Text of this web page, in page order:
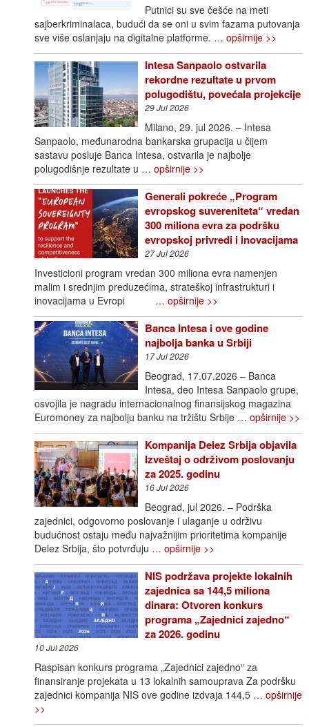
Putnici su sve češće na meti
sajberkriminalaca, budući da se oni u svim fazama putovanja
sve više oslanjaju na digitalne platforme. … opširnije >>
Intesa Sanpaolo ostvarila
rekordne rezultate u prvom
polugodištu, povećala projekcije
29 Jul 2026
Milano, 29. jul 2026. – Intesa
Sanpaolo, međunarodna bankarska grupacija u čijem
sastavu posluje Banca Intesa, ostvarila je najbolje
polugodišnje rezultate u … opširnije >>
Generali pokreće „Program
evropskog suvereniteta“ vredan
300 miliona evra za podršku
evropskoj privredi i inovacijama
27 Jul 2026
Investicioni program vredan 300 miliona evra namenjen
malim i srednjim preduzećima, strateškoj infrastrukturi i
inovacijama u Evropi … opširnije >>
Banca Intesa i ove godine
najbolja banka u Srbiji
17 Jul 2026
Beograd, 17.07.2026 – Banca
Intesa, deo Intesa Sanpaolo grupe,
osvojila je nagradu internacionalnog finansijskog magazina
Euromoney za najbolju banku na tržištu Srbije … opširnije >>
Kompanija Delez Srbija objavila
Izveštaj o održivom poslovanju
za 2025. godinu
16 Jul 2026
Beograd, jul 2026. – Podrška
zajednici, odgovorno poslovanje i ulaganje u održivu
budućnost ostaju među najvažnijim prioritetima kompanije
Delez Srbija, što potvrđuju … opširnije >>
NIS podržava projekte lokalnih
zajednica sa 144,5 miliona
dinara: Otvoren konkurs
programa „Zajednici zajedno“
za 2026. godinu
10 Jul 2026
Raspisan konkurs programa „Zajednici zajedno“ za
finansiranje projekata u 13 lokalnih samouprava Za podršku
zajednici kompanija NIS ove godine izdvaja 144,5 … opširnije
>>